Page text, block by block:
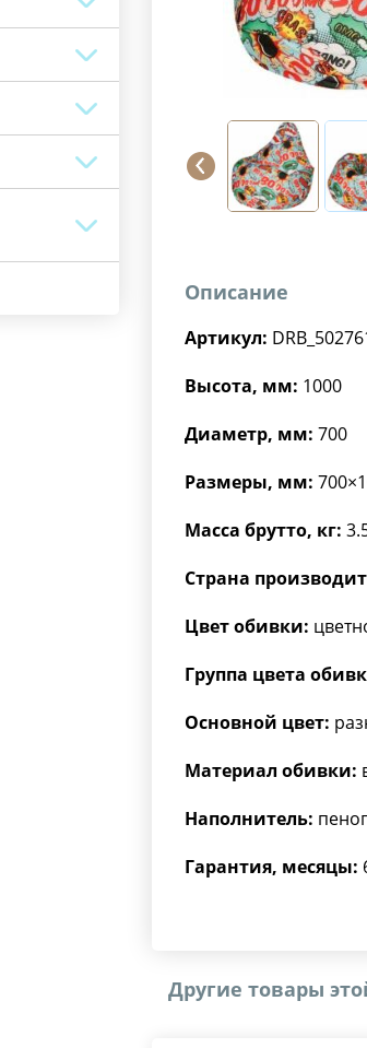
Описание
Артикул:
Высота, мм: 1000
Диаметр, мм: 700
Размеры, мм:
Масса брутто, кг:
Страна
Цвет обивки:
Группа цвета
Основной цвет:
Материал обивки:
Наполнитель:
Гарантия, месяцы:
Другие товары